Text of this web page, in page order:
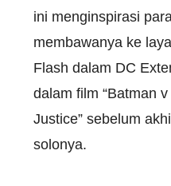
ini menginspirasi
membawanya ke
Flash dalam DC
dalam film “Batman
Justice” sebelum
solonya.